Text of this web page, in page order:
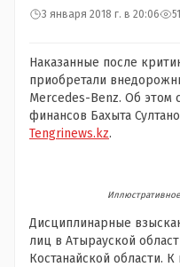
3 января 2018 г. в 20:06
Наказанные после
приобретали
Mercedes-Benz. Об этом
финансов Бахыта
Tengrinews.kz.
Дисциплинарные
лиц в Атырауской
Костанайской области.